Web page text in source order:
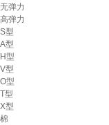
无弹力
高弹力
S型
A型
H型
V型
O型
T型
X型
棉